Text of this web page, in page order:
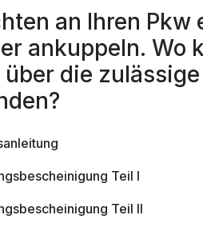
an Ihren Pkw
ankuppeln. Wo
die
Teil I
Teil II